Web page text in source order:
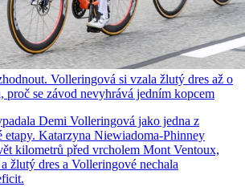
Volleringová si vzala žlutý dres až o
proč se závod nevyhrává jedním kopcem
Demi Volleringová jako jedna z
etapy. Katarzyna Niewiadoma-Phinney
kilometrů před vrcholem Mont Ventoux,
žlutý dres a Volleringové nechala